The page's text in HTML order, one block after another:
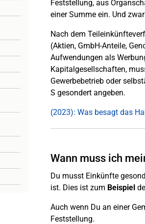
Feststellung, aus
einer Summe ein. Und
Nach dem
(Aktien, GmbH-Anteile,
Aufwendungen als
Kapitalgesellschaften,
Gewerbebetrieb oder
S gesondert angeben.
(2023): Was besagt das
Wann muss ich
Du musst Einkünfte
ist. Dies ist zum Beispiel
Auch wenn Du an einer
Feststellung.